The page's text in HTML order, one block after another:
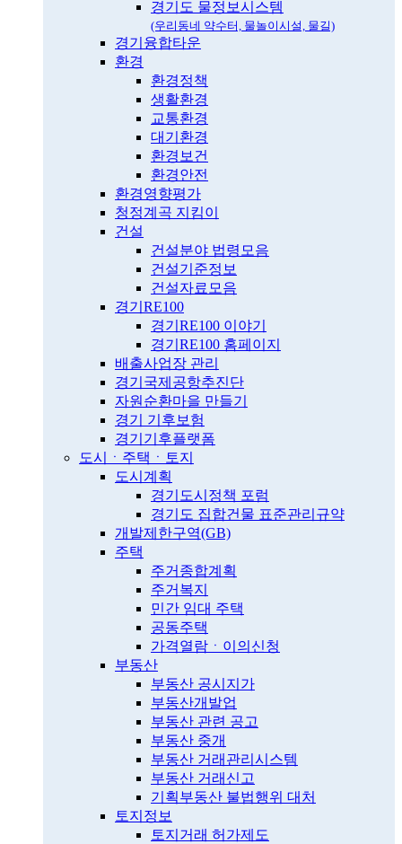
경기도 물정보시스템
(우리동네 약수터, 물놀이시설, 물길)
경기융합타운
환경
환경정책
생활환경
교통환경
대기환경
환경보건
환경안전
환경영향평가
청정계곡 지킴이
건설
건설분야 법령모음
건설기준정보
건설자료모음
경기RE100
경기RE100 이야기
경기RE100 홈페이지
배출사업장 관리
경기국제공항추진단
자원순환마을 만들기
경기 기후보험
경기기후플랫폼
도시ㆍ주택ㆍ토지
도시계획
경기도시정책 포럼
경기도 집합건물 표준관리규약
개발제한구역(GB)
주택
주거종합계획
주거복지
민간 임대 주택
공동주택
가격열람ㆍ이의신청
부동산
부동산 공시지가
부동산개발업
부동산 관련 공고
부동산 중개
부동산 거래관리시스템
부동산 거래신고
기획부동산 불법행위 대처
토지정보
토지거래 허가제도